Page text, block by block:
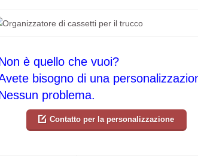
è quello che vuoi?
bisogno di una
problema.
Contatto per la personalizzazione